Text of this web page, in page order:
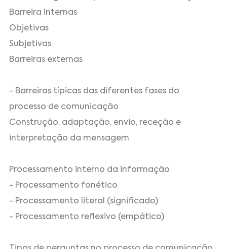
Barreira internas
Objetivas
Subjetivas
Barreiras externas
- Barreiras típicas das diferentes fases do
processo de comunicação
Construção, adaptação, envio, receção e
interpretação da mensagem
Processamento interno da informação
- Processamento fonético
- Processamento literal (significado)
- Processamento reflexivo (empático)